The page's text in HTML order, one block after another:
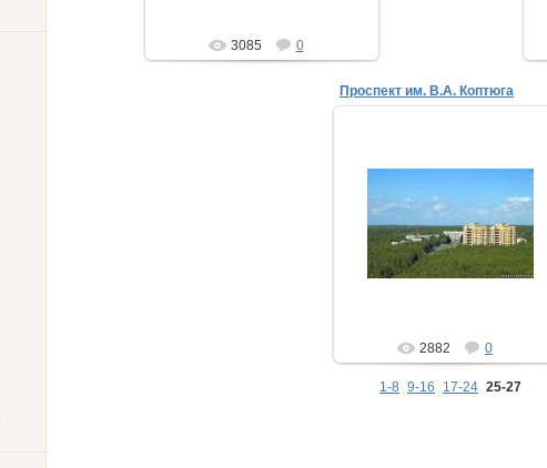
3085 0
Проспект им. В.А. Коптюга
Весь Академгородок буквально
утопает в лесах.
2006 год
ТимыЧ
2882 0
1-8 9-16 17-24 25-27